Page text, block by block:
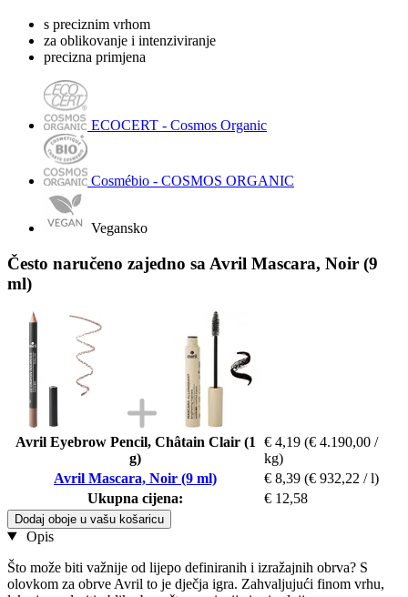
s preciznim vrhom
za oblikovanje i intenziviranje
precizna primjena
ECOCERT - Cosmos Organic
Cosmébio - COSMOS ORGANIC
Vegansko
Često naručeno zajedno sa Avril Mascara, Noir (9
ml)
Avril Eyebrow Pencil, Châtain Clair (1
g)
€ 4,19 (€ 4.190,00 /
kg)
Avril Mascara, Noir (9 ml)
€ 8,39 (€ 932,22 / l)
Ukupna cijena:
€ 12,58
Dodaj oboje u vašu košaricu
Opis
Što može biti važnije od lijepo definiranih i izražajnih obrva? S
olovkom za obrve Avril to je dječja igra. Zahvaljujući finom vrhu,